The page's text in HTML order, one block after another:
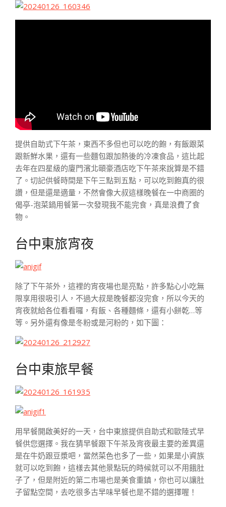
提供自助式下午茶，東西不多但也可以吃的飽，有飯跟菜
跟新鮮水果，還有一些麵包跟加熱後的冷凍食品，這比起
去年在四星級的廈門濱北頤豪酒店吃下午茶來說算是不錯
了。切記供餐時間是下午三點到五點，可以吃到飽真的很
讚，但是還是適量，不然會像大叔這樣晚餐在一中商圈的
偈亭-泡菜鍋用餐第一次發現我不能完食，真是浪費了食
物。
台中東旅宵夜
除了下午茶外，這裡的宵夜場也是亮點，許多點心小吃無
限享用很吸引人，不過大叔是晚餐都沒完食，所以今天的
宵夜就給各位看看囉，有飯、各種麵條，還有小餅乾…等
等。另外還有像是冬粉或是河粉的，如下圖：
台中東旅早餐
用早餐開啟美好的一天，台中東旅提供自助式和歐陸式早
餐供您選擇。我在猜早餐跟下午茶及宵夜最主要的差異還
是在牛奶跟豆漿吧，當然菜色也多了一些，如果是小資族
就可以吃到飽，這樣去其他景點玩的時候就可以不用餓肚
子了，但是附近的第二市場也是美食重鎮，你也可以讓肚
子留點空間，去吃很多古早味早餐也是不錯的選擇喔！